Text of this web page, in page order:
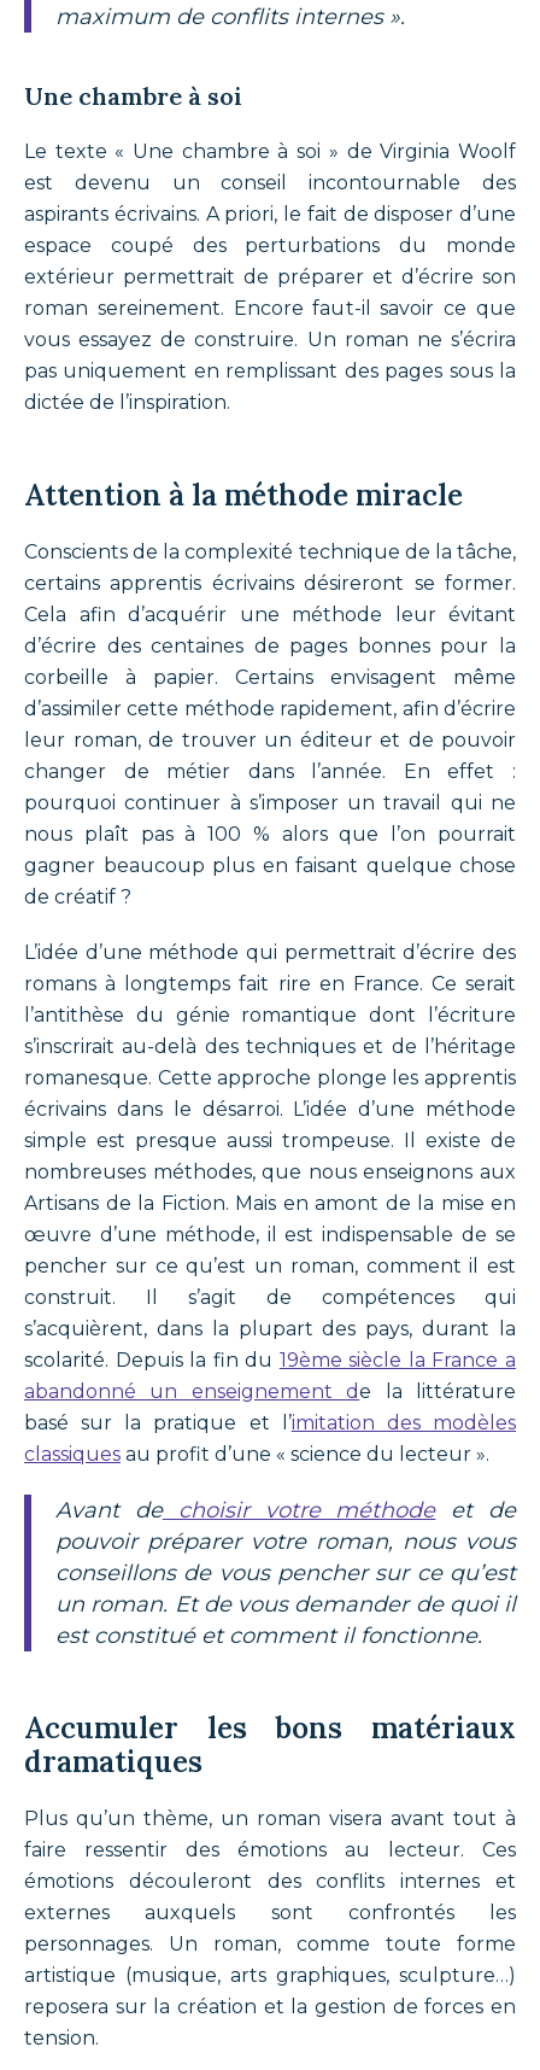
maximum de conflits internes ».
Une chambre à soi
Le texte « Une chambre à soi » deVirginia Woolf
est devenu un conseil incontournable des
aspirants écrivains. A priori, le fait de disposer d’une
espace coupé des perturbations du monde
extérieur permettrait de préparer et d’écrire son
roman sereinement. Encore faut-il savoir ce que
vous essayez de construire. Un roman ne s’écrira
pas uniquement en remplissant des pages sous la
dictée de l’inspiration.
Attention à la méthode miracle
Conscients de la complexité technique de la tâche,
certains apprentis écrivains désireront se former.
Cela afin d’acquérir une méthode leur évitant
d’écrire des centaines de pages bonnes pour la
corbeille à papier. Certains envisagent même
d’assimiler cette méthode rapidement, afin d’écrire
leur roman, de trouver un éditeur et de pouvoir
changer de métier dans l’année. En effet :
pourquoi continuer à s’imposer un travail qui ne
nous plaît pas à 100 % alors que l’on pourrait
gagner beaucoup plus en faisant quelque chose
de créatif ?
L’idée d’une méthode qui permettrait d’écrire des
romans à longtemps fait rire en France. Ce serait
l’antithèse du génie romantique dont l’écriture
s’inscrirait au-delà des techniques et de l’héritage
romanesque. Cette approche plonge les apprentis
écrivains dans le désarroi. L’idée d’une méthode
simple est presque aussi trompeuse. Il existe de
nombreuses méthodes, que nous enseignons aux
Artisans de la Fiction. Mais en amont de la mise en
œuvre d’une méthode, il est indispensable de se
pencher sur ce qu’est un roman, comment il est
construit. Il s’agit de compétences qui
s’acquièrent, dans la plupart des pays, durant la
scolarité. Depuis la fin du 19ème siècle la France a
abandonné un enseignement de la littérature
basé sur la pratique et l’imitation des modèles
classiques au profit d’une « science du lecteur ».
Avant dechoisir votre méthodeet de
pouvoir préparer votre roman, nous vous
conseillons de vous pencher sur ce qu’est
un roman. Et de vous demander de quoi il
est constitué et comment il fonctionne.
Accumuler les bons matériaux
dramatiques
Plus qu’un thème, un roman visera avant tout à
faire ressentir des émotions au lecteur. Ces
émotions découleront des conflits internes et
externes auxquels sont confrontés les
personnages. Un roman, comme toute forme
artistique (musique, arts graphiques, sculpture…)
reposera sur la création et la gestion de forces en
tension.